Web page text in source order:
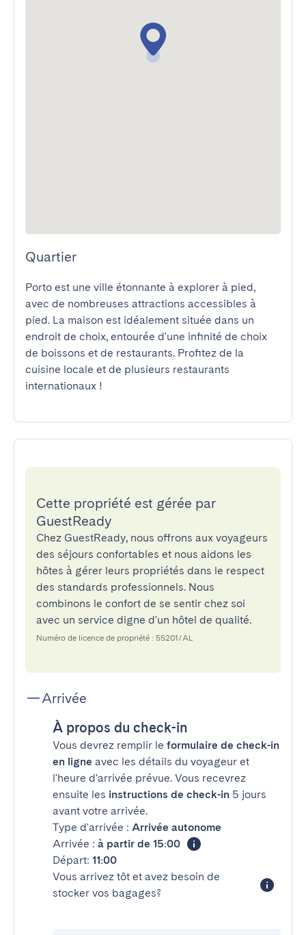
Quartier
Porto est une ville étonnante à explorer à pied,
avec de nombreuses attractions accessibles à
pied. La maison est idéalement située dans un
endroit de choix, entourée d'une infinité de choix
de boissons et de restaurants. Profitez de la
cuisine locale et de plusieurs restaurants
internationaux !
Cette propriété est gérée par
GuestReady
Chez GuestReady, nous offrons aux voyageurs
des séjours confortables et nous aidons les
hôtes à gérer leurs propriétés dans le respect
des standards professionnels. Nous
combinons le confort de se sentir chez soi
avec un service digne d'un hôtel de qualité.
Numéro de licence de propriété : 55201/AL
Arrivée
À propos du check-in
Vous devrez remplir le formulaire de check-in
en ligne avec les détails du voyageur et
l'heure d'arrivée prévue. Vous recevrez
ensuite les instructions de check-in 5 jours
avant votre arrivée.
Type d'arrivée : Arrivée autonome
Arrivée : à partir de 15:00
Départ: 11:00
Vous arrivez tôt et avez besoin de
stocker vos bagages?